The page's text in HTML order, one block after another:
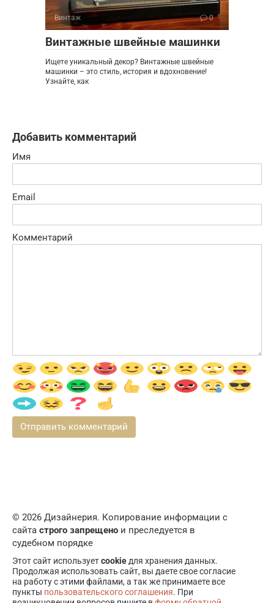
Винтаж 0
Винтажные швейные машинки
Ищете уникальный декор? Винтажные швейные
машинки – это стиль, история и вдохновение!
Узнайте, как
Добавить комментарий
Имя
Email
Комментарий
© 2026 Дизайнерия. Копирование информации с
сайта строго запрещено и преследуется в
судебном порядке
Этот сайт используетcookieдля хранения данных.
Продолжая использовать сайт, вы даете свое согласие
на работу с этими файлами, а так же принимаете все
пункты пользовательского соглашения. При